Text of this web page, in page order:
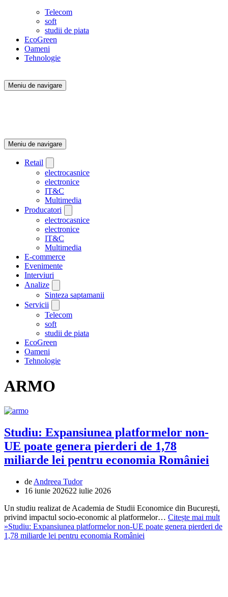
Telecom
soft
studii de piata
EcoGreen
Oameni
Tehnologie
Meniu de navigare
Meniu de navigare
Retail
electrocasnice
electronice
IT&C
Multimedia
Producatori
electrocasnice
electronice
IT&C
Multimedia
E-commerce
Evenimente
Interviuri
Analize
Sinteza saptamanii
Servicii
Telecom
soft
studii de piata
EcoGreen
Oameni
Tehnologie
ARMO
Studiu: Expansiunea platformelor non-
UE poate genera pierderi de 1,78
miliarde lei pentru economia României
de Andreea Tudor
16 iunie 202622 iulie 2026
Un studiu realizat de Academia de Studii Economice din București,
privind impactul socio-economic al platformelor… Citește mai mult
»Studiu: Expansiunea platformelor non-UE poate genera pierderi de
1,78 miliarde lei pentru economia României